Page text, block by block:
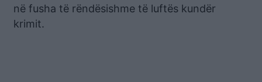
në fusha të rëndësishme të luftës kundër
krimit.